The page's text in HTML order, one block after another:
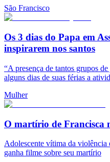
São Francisco
Os 3 dias do Papa em
inspirarem nos santos
“A presença de tantos grupos
alguns dias de suas férias a
Mulher
O martírio de Francisca
Adolescente vítima da violência
ganha filme sobre seu martírio